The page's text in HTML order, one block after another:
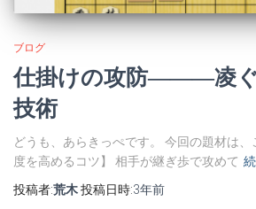
ブログ
仕掛けの攻防―――凌
技術
どうも、あらきっぺです。 今回の題材は、
度を高めるコツ】 相手が継ぎ歩で攻めて
投稿者:荒木投稿日時:3年前